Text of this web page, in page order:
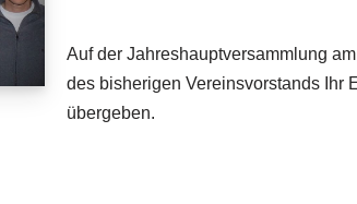
Auf der Jahreshauptversammlung
des bisherigen Vereinsvorstands Ihr
übergeben.